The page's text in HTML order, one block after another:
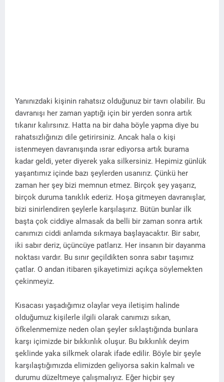
Yanınızdaki kişinin rahatsız olduğunuz bir tavrı olabilir. Bu
davranışı her zaman yaptığı için bir yerden sonra artık
tıkanır kalırsınız. Hatta na bir daha böyle yapma diye bu
rahatsızlığınızı dile getirirsiniz. Ancak hala o kişi
istenmeyen davranışında ısrar ediyorsa artık burama
kadar geldi, yeter diyerek yaka silkersiniz. Hepimiz günlük
yaşantımız içinde bazı şeylerden usanırız. Çünkü her
zaman her şey bizi memnun etmez. Birçok şey yaşarız,
birçok duruma tanıklık ederiz. Hoşa gitmeyen davranışlar,
bizi sinirlendiren şeylerle karşılaşırız. Bütün bunlar ilk
başta çok ciddiye almasak da belli bir zaman sonra artık
canımızı ciddi anlamda sıkmaya başlayacaktır. Bir sabır,
iki sabır deriz, üçüncüye patlarız. Her insanın bir dayanma
noktası vardır. Bu sınır geçildikten sonra sabır taşımız
çatlar. O andan itibaren şikayetimizi açıkça söylemekten
çekinmeyiz.
Kısacası yaşadığımız olaylar veya iletişim halinde
olduğumuz kişilerle ilgili olarak canımızı sıkan,
öfkelenmemize neden olan şeyler sıklaştığında bunlara
karşı içimizde bir bıkkınlık oluşur. Bu bıkkınlık deyim
şeklinde yaka silkmek olarak ifade edilir. Böyle bir şeyle
karşılaştığımızda elimizden geliyorsa sakin kalmalı ve
durumu düzeltmeye çalışmalıyız. Eğer hiçbir şey